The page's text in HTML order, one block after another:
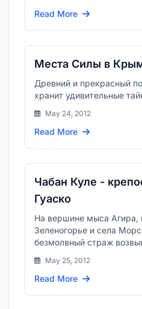
Read More
Места Силы в
Древний и прекрасный
хранит удивительные
May 24, 2012
Read More
Чабан Куле -
Гуаско
На вершине мыса Агира,
Зеленогорье и села
безмолвный страж
Куле, которую также
May 25, 2012
Read More